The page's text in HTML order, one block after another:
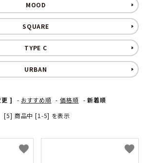
MOOD
SQUARE
TYPE C
URBAN
更 ] - おすすめ順 -価格順 -新着順
[5] 商品中 [1-5] を表示
favorite favorite